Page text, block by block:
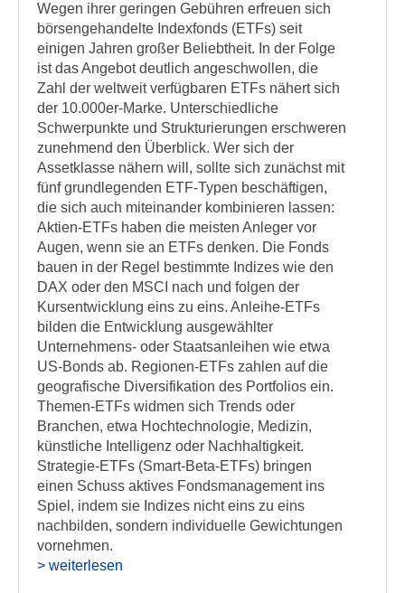
Wegen ihrer geringen Gebühren erfreuen sich
börsengehandelte Indexfonds (ETFs) seit
einigen Jahren großer Beliebtheit. In der Folge
ist das Angebot deutlich angeschwollen, die
Zahl der weltweit verfügbaren ETFs nähert sich
der 10.000er-Marke. Unterschiedliche
Schwerpunkte und Strukturierungen erschweren
zunehmend den Überblick. Wer sich der
Assetklasse nähern will, sollte sich zunächst mit
fünf grundlegenden ETF-Typen beschäftigen,
die sich auch miteinander kombinieren lassen:
Aktien-ETFs haben die meisten Anleger vor
Augen, wenn sie an ETFs denken. Die Fonds
bauen in der Regel bestimmte Indizes wie den
DAX oder den MSCI nach und folgen der
Kursentwicklung eins zu eins. Anleihe-ETFs
bilden die Entwicklung ausgewählter
Unternehmens- oder Staatsanleihen wie etwa
US-Bonds ab. Regionen-ETFs zahlen auf die
geografische Diversifikation des Portfolios ein.
Themen-ETFs widmen sich Trends oder
Branchen, etwa Hochtechnologie, Medizin,
künstliche Intelligenz oder Nachhaltigkeit.
Strategie-ETFs (Smart-Beta-ETFs) bringen
einen Schuss aktives Fondsmanagement ins
Spiel, indem sie Indizes nicht eins zu eins
nachbilden, sondern individuelle Gewichtungen
vornehmen.
> weiterlesen